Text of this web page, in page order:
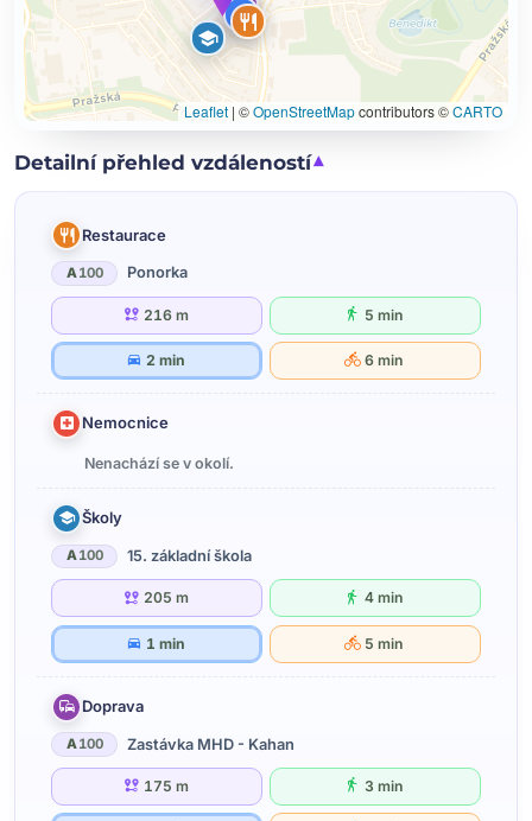
Leaflet | ©OpenStreetMapcontributors ©CARTO
Detailní přehled vzdáleností
Restaurace
A100 Ponorka
216 m 5 min
2 min 6 min
Nemocnice
Nenachází se v okolí.
Školy
A100 15. základní škola
205 m 4 min
1 min 5 min
Doprava
A100 Zastávka MHD - Kahan
175 m 3 min